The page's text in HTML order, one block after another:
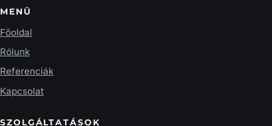
MENÜ
Főoldal
Rólunk
Referenciák
Kapcsolat
SZOLGÁLTATÁSOK